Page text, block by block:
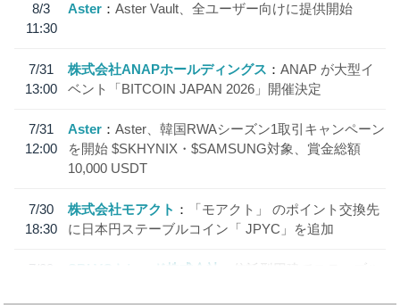
8/3
11:30
Aster Aster Vault、全ユーザー向けに提供開始
7/31
13:00
株式会社ANAPホールディングス
ANAP が大型イ
ベント「BITCOIN JAPAN 2026」開催決定
7/31
12:00
Aster
Aster、韓国RWAシーズン1取引キャンペーン
を開始 $SKHYNIX・$SAMSUNG対象、賞金総額
10,000 USDT
7/30
18:30
株式会社モアクト
「モアクト」 のポイント交換先
に日本円ステーブルコイン「 JPYC」を追加
7/29
SBI VCトレード株式会社
信託型円建てステーブル